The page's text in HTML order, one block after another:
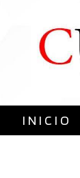
INICIO